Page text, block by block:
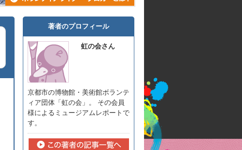
著者のプロフィール
虹の会さん
京都市の博物館・美術館ボランテ
ィア団体「虹の会」。 その会員
様によるミュージアムレポートで
す。